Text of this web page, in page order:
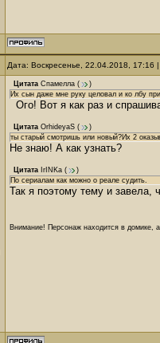
Дата: Воскресенье, 22.04.2018,
Цитата Спамелла (
)
Их сын даже мне руку целовал и ко лбу
Ого! Вот я как раз и
Цитата OrhideyaS (
)
ты старый смотришь или новый?Их 2
Не знаю! А как узнать?
Цитата IrINKa (
)
По сериалам как можно о реале судить.
Так я поэтому тему и завела,
Внимание! Персонаж находится в домике,